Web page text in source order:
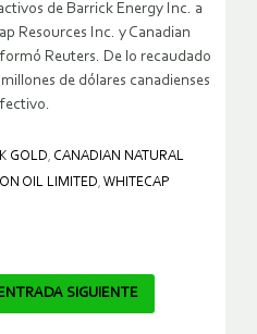
de Barrick Energy Inc. a
Resources Inc. y Canadian
Reuters. De lo recaudado
de dólares canadienses
GOLD, CANADIAN NATURAL
OIL LIMITED, WHITECAP
SIGUIENTE